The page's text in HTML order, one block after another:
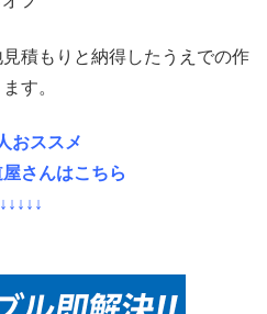
積もりと納得したうえでの作
す。
おススメ
さんはこちら
↓↓↓↓↓